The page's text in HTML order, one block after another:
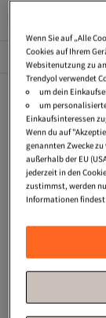
Beliebte Seiten
Keratin Haarpflege
Haarpflege Spray
Lila Damen
Beige Haarpflege
Wenn Sie auf „Alle
Cookies auf Ihrem
Websitenutzung zu
Trendyol verwendet
um dein
um
Einkaufsinteressen
Wenn du auf
genannten Zwecke
außerhalb der EU
jederzeit in den
zustimmst, werden
Informationen